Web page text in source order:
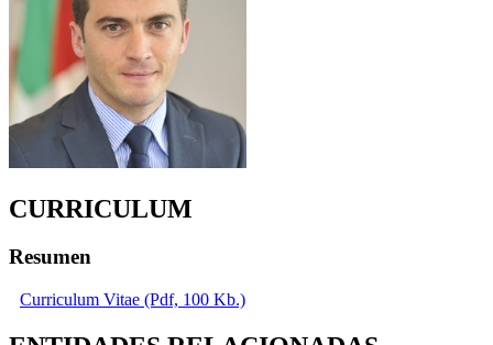
CURRICULUM
Resumen
Curriculum Vitae (Pdf, 100 Kb.)